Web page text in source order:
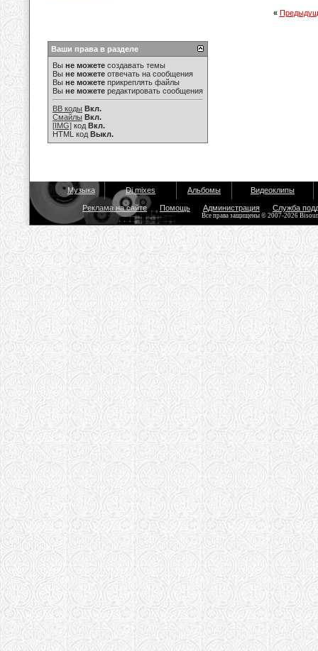
«
Ваши права в разделе
Вы не можете создавать темы
Вы не можете отвечать на сообщения
Вы не можете прикреплять файлы
Вы не можете редактировать сообщения
BB коды Вкл.
Смайлы Вкл.
[IMG] код Вкл.
HTML код Выкл.
Музыка Dj mixes Альбомы Видеоклипы
Реклама на сайте Помощь Администрация Служба
Все права защищены © 2007-2026